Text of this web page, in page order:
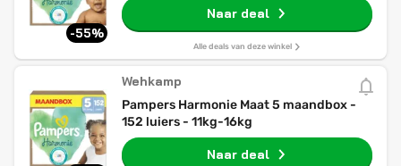
-55%
Naar deal
Alle deals van deze winkel
Wehkamp
Pampers Harmonie Maat 5 maandbox -
152 luiers - 11kg-16kg
Naar deal